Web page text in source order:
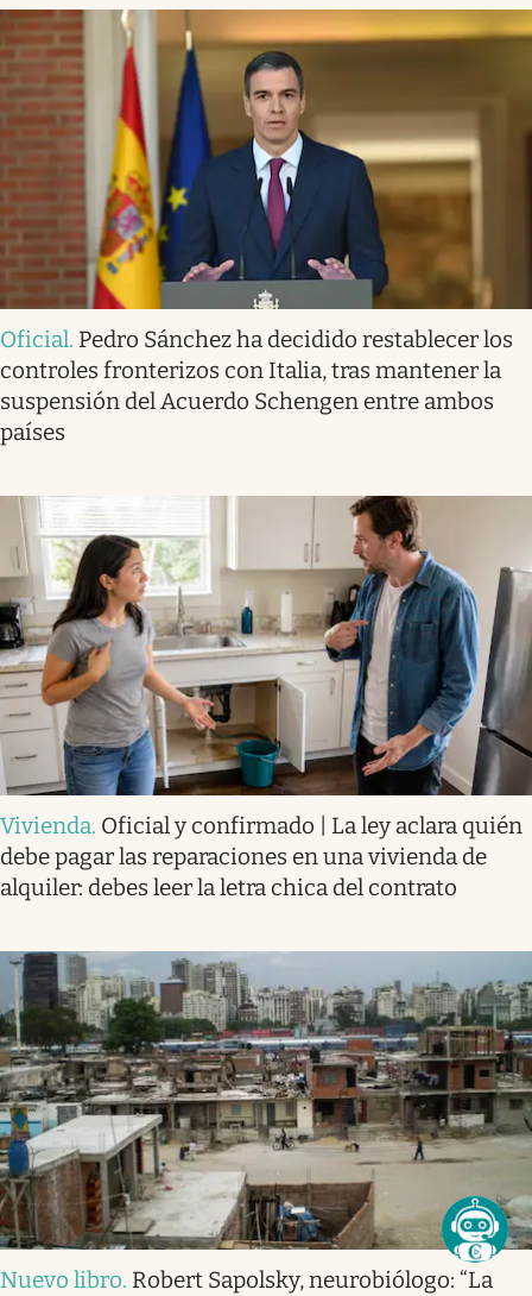
Oficial. Pedro Sánchez ha decidido restablecer los
controles fronterizos con Italia, tras mantener la
suspensión del Acuerdo Schengen entre ambos
países
Vivienda. Oficial y confirmado | La ley aclara quién
debe pagar las reparaciones en una vivienda de
alquiler: debes leer la letra chica del contrato
Nuevo libro. Robert Sapolsky, neurobiólogo: “La